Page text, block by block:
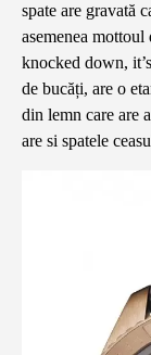
spate are gravată
asemenea mottoul
knocked down,
de bucăți, are o
din lemn care are
are si spatele